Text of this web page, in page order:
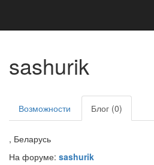
sashurik
Возможности Блог (0)
, Беларусь
На форуме: sashurik